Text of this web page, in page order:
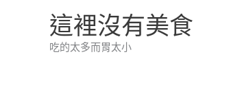
這裡沒有美食
吃的太多而胃太小